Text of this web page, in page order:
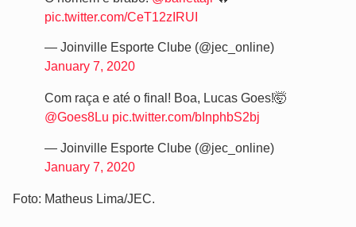
pic.twitter.com/CeT12zIRUI
— Joinville Esporte Clube (@jec_online)
January 7, 2020
Com raça e até o final! Boa, Lucas Goes!🤯
@Goes8Lu pic.twitter.com/bInphbS2bj
— Joinville Esporte Clube (@jec_online)
January 7, 2020
Foto: Matheus Lima/JEC.